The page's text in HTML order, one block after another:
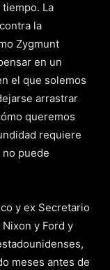
La
la
Zygmunt
en un
el que solemos
arrastrar
queremos
requiere
puede
y ex Secretario
y Ford y
meses antes de